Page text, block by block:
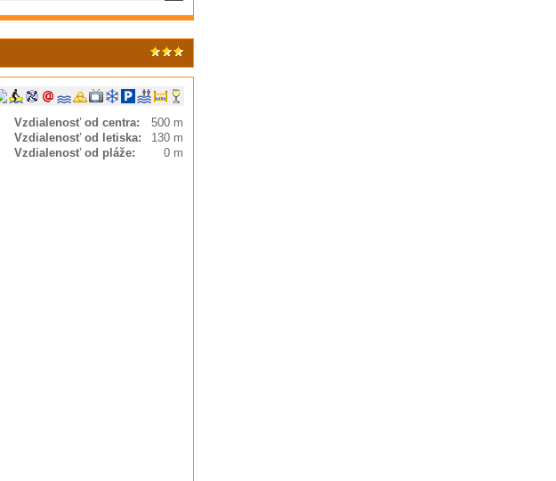
Vzdialenosť od centra:
500 m
Vzdialenosť od letiska:
130 m
Vzdialenosť od pláže:
0 m